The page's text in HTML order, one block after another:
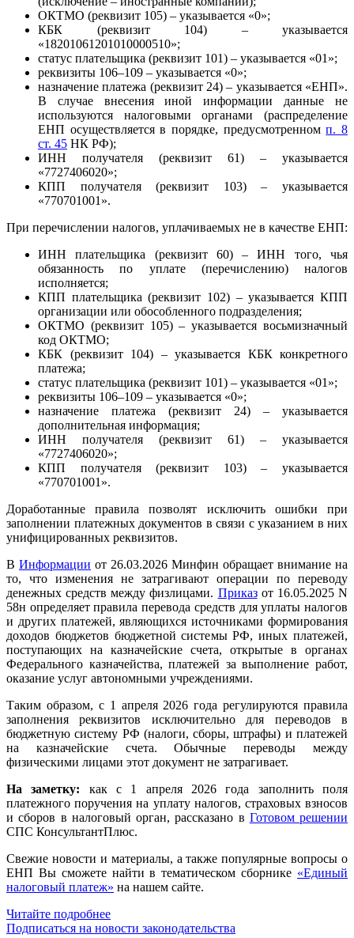
ОКТМО (реквизит 105) – указывается «0»;
КБК (реквизит 104) – указывается
«18201061201010000510»;
статус плательщика (реквизит 101) – указывается «01»;
реквизиты 106–109 – указывается «0»;
назначение платежа (реквизит 24) – указывается «ЕНП».
В случае внесения иной информации данные не
используются налоговыми органами (распределение
ЕНП осуществляется в порядке, предусмотренномп. 8
ст. 45 НК РФ);
ИНН получателя (реквизит 61) – указывается
«7727406020»;
КПП получателя (реквизит 103) – указывается
«770701001».
При перечислении налогов, уплачиваемых не в качестве ЕНП:
ИНН плательщика (реквизит 60) – ИНН того, чья
обязанность по уплате (перечислению) налогов
исполняется;
КПП плательщика (реквизит 102) – указывается КПП
организации или обособленного подразделения;
ОКТМО (реквизит 105) – указывается восьмизначный
код ОКТМО;
КБК (реквизит 104) – указывается КБК конкретного
платежа;
статус плательщика (реквизит 101) – указывается «01»;
реквизиты 106–109 – указывается «0»;
назначение платежа (реквизит 24) – указывается
дополнительная информация;
ИНН получателя (реквизит 61) – указывается
«7727406020»;
КПП получателя (реквизит 103) – указывается
«770701001».
Доработанные правила позволят исключить ошибки при
заполнении платежных документов в связи с указанием в них
унифицированных реквизитов.
В Информации от 26.03.2026 Минфин обращает внимание на
то, что изменения не затрагивают операции по переводу
денежных средств между физлицами. Приказот 16.05.2025 N
58н определяет правила перевода средств для уплаты налогов
и других платежей, являющихся источниками формирования
доходов бюджетов бюджетной системы РФ, иных платежей,
поступающих на казначейские счета, открытые в органах
Федерального казначейства, платежей за выполнение работ,
оказание услуг автономными учреждениями.
Таким образом, с 1 апреля 2026 года регулируются правила
заполнения реквизитов исключительно для переводов в
бюджетную систему РФ (налоги, сборы, штрафы) и платежей
на казначейские счета. Обычные переводы между
физическими лицами этот документ не затрагивает.
На заметку: как с 1 апреля 2026 года заполнить поля
платежного поручения на уплату налогов, страховых взносов
и сборов в налоговый орган, рассказано в Готовом решении
СПС КонсультантПлюс.
Свежие новости и материалы, а также популярные вопросы о
ЕНП Вы сможете найти в тематическом сборнике «Единый
налоговый платеж» на нашем сайте.
Читайте подробнее
Подписаться на новости законодательства